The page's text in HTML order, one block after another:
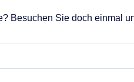
Besuchen Sie doch einmal